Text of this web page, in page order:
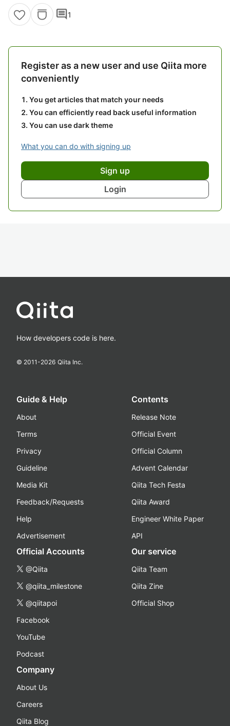
comment1
Register as a new user and use Qiita more
conveniently
You get articles that match your needs
You can efficiently read back useful information
You can use dark theme
What you can do with signing up
Sign up
Login
How developers code is here.
© 2011-2026 Qiita Inc.
Guide & Help
About
Terms
Privacy
Guideline
Media Kit
Feedback/Requests
Help
Advertisement
Contents
Release Note
Official Event
Official Column
Advent Calendar
Qiita Tech Festa
Qiita Award
Engineer White Paper
API
Official Accounts
@Qiita
@qiita_milestone
@qiitapoi
Facebook
YouTube
Podcast
Our service
Qiita Team
Qiita Zine
Official Shop
Company
About Us
Careers
Qiita Blog